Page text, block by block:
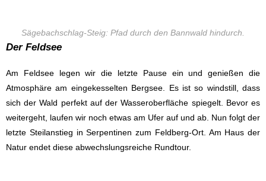
Sägebachschlag-Steig: Pfad durch den Bannwald hindurch.
Der Feldsee
Am Feldsee legen wir die letzte Pause ein und genießen die
Atmosphäre am eingekesselten Bergsee. Es ist so windstill, dass
sich der Wald perfekt auf der Wasseroberfläche spiegelt. Bevor es
weitergeht, laufen wir noch etwas am Ufer auf und ab. Nun folgt der
letzte Steilanstieg in Serpentinen zum Feldberg-Ort. Am Haus der
Natur endet diese abwechslungsreiche Rundtour.